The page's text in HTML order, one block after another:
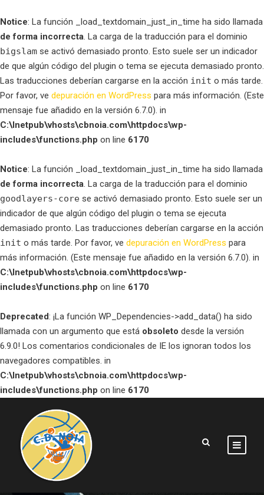
Notice: La función _load_textdomain_just_in_time ha sido llamada
de forma incorrecta. La carga de la traducción para el dominio
bigslam se activó demasiado pronto. Esto suele ser un indicador
de que algún código del plugin o tema se ejecuta demasiado pronto.
Las traducciones deberían cargarse en la acción init o más tarde.
Por favor, ve depuración en WordPress para más información. (Este
mensaje fue añadido en la versión 6.7.0). in
C:\Inetpub\vhosts\cbnoia.com\httpdocs\wp-
includes\functions.php on line 6170
Notice: La función _load_textdomain_just_in_time ha sido llamada
de forma incorrecta. La carga de la traducción para el dominio
goodlayers-core se activó demasiado pronto. Esto suele ser un
indicador de que algún código del plugin o tema se ejecuta
demasiado pronto. Las traducciones deberían cargarse en la acción
init o más tarde. Por favor, ve depuración en WordPress para
más información. (Este mensaje fue añadido en la versión 6.7.0). in
C:\Inetpub\vhosts\cbnoia.com\httpdocs\wp-
includes\functions.php on line 6170
Deprecated: ¡La función WP_Dependencies->add_data() ha sido
llamada con un argumento que está obsoleto desde la versión
6.9.0! Los comentarios condicionales de IE los ignoran todos los
navegadores compatibles. in
C:\Inetpub\vhosts\cbnoia.com\httpdocs\wp-
includes\functions.php on line 6170